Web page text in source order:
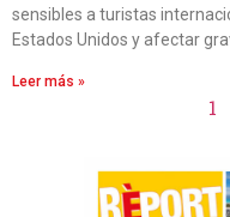
sensibles a turistas
Estados Unidos y afectar
Leer más »
1